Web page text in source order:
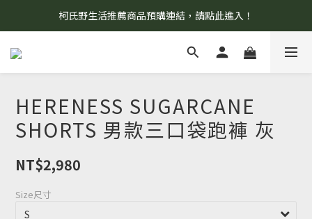
8/7 當天暫停開放工作室。請見諒！
柯氏野生活推薦商品預購連結，請點此進入！
8/7 當天暫停開放工作室。請見諒！
HERENESS SUGARCANE
SHORTS 男款三口袋跑褲 灰
NT$2,980
Size尺寸